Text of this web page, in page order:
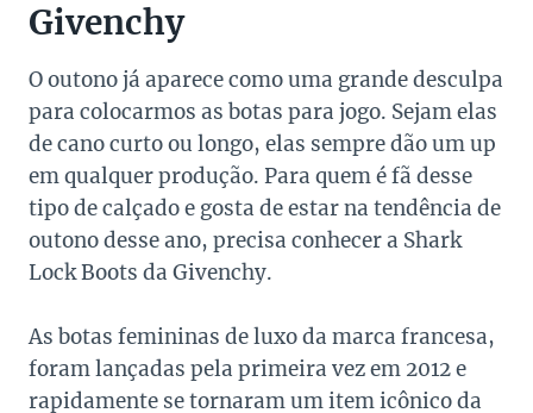
Givenchy
O outono já aparece como uma grande desculpa
para colocarmos as botas para jogo. Sejam elas
de cano curto ou longo, elas sempre dão um up
em qualquer produção. Para quem é fã desse
tipo de calçado e gosta de estar na tendência de
outono desse ano, precisa conhecer a Shark
Lock Boots da Givenchy.
As botas femininas de luxo da marca francesa,
foram lançadas pela primeira vez em 2012 e
rapidamente se tornaram um item icônico da